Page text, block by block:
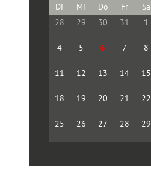
28 29 30 31 1
4 5 6 7 8
11 12 13 14 15
18 19 20 21 22
25 26 27 28 29